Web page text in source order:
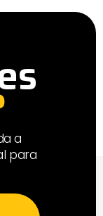
a
para